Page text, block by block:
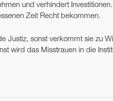
und verhindert
Zeit Recht bekommen.
Justiz, sonst verkommt sie zu
wird das Misstrauen in die